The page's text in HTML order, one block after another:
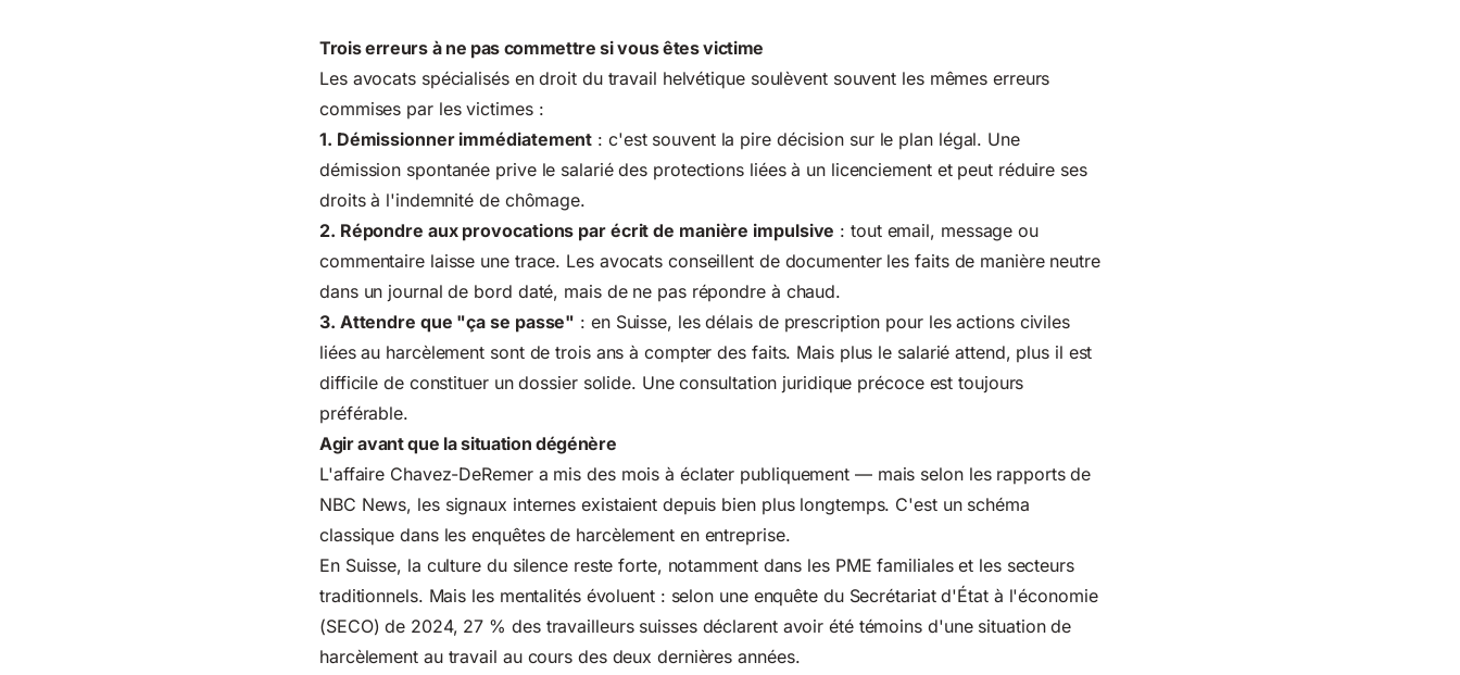
Trois erreurs à ne pas commettre si vous êtes victime
Les avocats spécialisés en droit du travail helvétique soulèvent souvent les mêmes erreurs
commises par les victimes :
1. Démissionner immédiatement : c'est souvent la pire décision sur le plan légal. Une
démission spontanée prive le salarié des protections liées à un licenciement et peut réduire ses
droits à l'indemnité de chômage.
2. Répondre aux provocations par écrit de manière impulsive : tout email, message ou
commentaire laisse une trace. Les avocats conseillent de documenter les faits de manière neutre
dans un journal de bord daté, mais de ne pas répondre à chaud.
3. Attendre que "ça se passe" : en Suisse, les délais de prescription pour les actions civiles
liées au harcèlement sont de trois ans à compter des faits. Mais plus le salarié attend, plus il est
difficile de constituer un dossier solide. Une consultation juridique précoce est toujours
préférable.
Agir avant que la situation dégénère
L'affaire Chavez-DeRemer a mis des mois à éclater publiquement — mais selon les rapports de
NBC News, les signaux internes existaient depuis bien plus longtemps. C'est un schéma
classique dans les enquêtes de harcèlement en entreprise.
En Suisse, la culture du silence reste forte, notamment dans les PME familiales et les secteurs
traditionnels. Mais les mentalités évoluent : selon une enquête du Secrétariat d'État à l'économie
(SECO) de 2024, 27 % des travailleurs suisses déclarent avoir été témoins d'une situation de
harcèlement au travail au cours des deux dernières années.